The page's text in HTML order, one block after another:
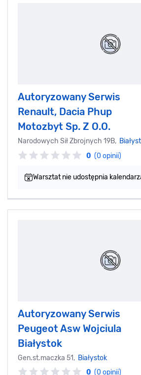
Autoryzowany Serwis
Renault, Dacia Phup
Motozbyt Sp. Z O.O.
Narodowych Sił Zbrojnych 19B,
0 (0 opinii)
Warsztat nie udostępnia
Autoryzowany Serwis
Peugeot Asw Wojciula
Białystok
Gen.st.maczka 51, Białystok
0 (0 opinii)